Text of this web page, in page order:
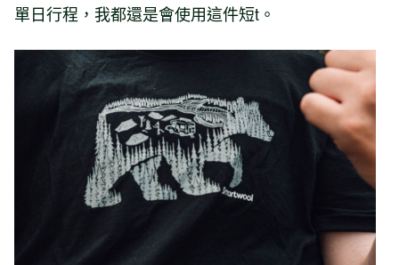
單日行程，我都還是會使用這件短t。